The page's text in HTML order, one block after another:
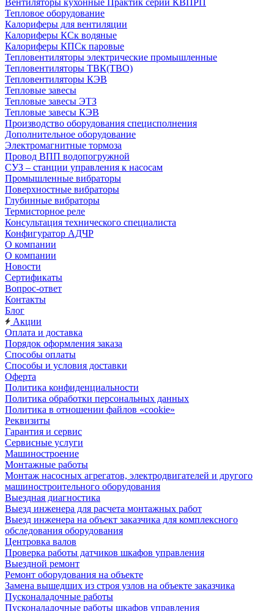
Вентиляторы кухонные Практик серии КВПРП
Тепловое оборудование
Калориферы для вентиляции
Калориферы КСк водяные
Калориферы КПСк паровые
Тепловентиляторы электрические промышленные
Тепловентиляторы ТВК(ТВО)
Тепловентиляторы КЭВ
Тепловые завесы
Тепловые завесы ЭТЗ
Тепловые завесы КЭВ
Производство оборудования специсполнения
Дополнительное оборудование
Электромагнитные тормоза
Провод ВПП водопогружной
СУЗ – станции управления к насосам
Промышленные вибраторы
Поверхностные вибраторы
Глубинные вибраторы
Термисторное реле
Консультация технического специалиста
Конфигуратор АДЧР
О компании
О компании
Новости
Сертификаты
Вопрос-ответ
Контакты
Блог
Акции
Оплата и доставка
Порядок оформления заказа
Способы оплаты
Способы и условия доставки
Оферта
Политика конфиденциальности
Политика обработки персональных данных
Политика в отношении файлов «cookie»
Реквизиты
Гарантия и сервис
Сервисные услуги
Машиностроение
Монтажные работы
Монтаж насосных агрегатов, электродвигателей и другого
машиностроительного оборудования
Выездная диагностика
Выезд инженера для расчета монтажных работ
Выезд инженера на объект заказчика для комплексного
обследования оборудования
Центровка валов
Проверка работы датчиков шкафов управления
Выездной ремонт
Ремонт оборудования на объекте
Замена вышедших из строя узлов на объекте заказчика
Пусконаладочные работы
Пусконаладочные работы шкафов управления